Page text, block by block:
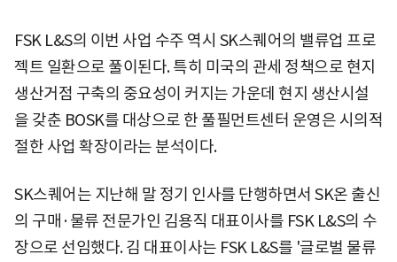
FSK L&S의 이번 사업 수주 역시 SK스퀘어의 밸류업 프로
젝트 일환으로 풀이된다. 특히 미국의 관세 정책으로 현지
생산거점 구축의 중요성이 커지는 가운데 현지 생산시설
을 갖춘 BOSK를 대상으로 한 풀필먼트센터 운영은 시의적
절한 사업 확장이라는 분석이다.
SK스퀘어는 지난해 말 정기 인사를 단행하면서 SK온 출신
의 구매·물류 전문가인 김용직 대표이사를 FSK L&S의 수
장으로 선임했다. 김 대표이사는 FSK L&S를 '글로벌 물류